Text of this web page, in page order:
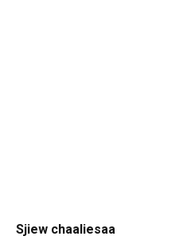
Sjiew chaaliesaa